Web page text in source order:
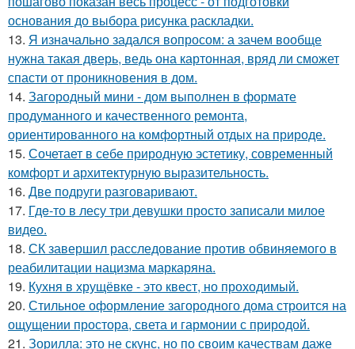
основания до выбора рисунка раскладки.
13. Я изначально задался вопросом: а зачем вообще
нужна такая дверь, ведь она картонная, вряд ли сможет
спасти от проникновения в дом.
14. Загородный мини - дом выполнен в формате
продуманного и качественного ремонта,
ориентированного на комфортный отдых на природе.
15. Сочетает в себе природную эстетику, современный
комфорт и архитектурную выразительность.
16. Две подруги разговаривают.
17. Гдe-то в лесу три девушки просто записали милое
видео.
18. СК завершил расследование против обвиняемого в
реабилитации нацизма маркаряна.
19. Кухня в хрущёвке - это квест, но проходимый.
20. Стильное оформление загородного дома строится на
ощущении простора, света и гармонии с природой.
21. Зорилла: это не скунс, но по своим качествам даже